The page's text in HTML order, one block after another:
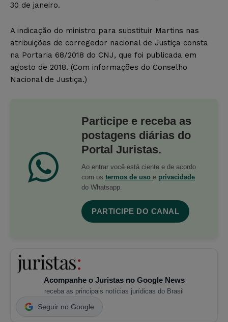
30 de janeiro.
A indicação do ministro para substituir Martins nas
atribuições de corregedor nacional de Justiça consta
na Portaria 68/2018 do CNJ, que foi publicada em
agosto de 2018. (Com informações do Conselho
Nacional de Justiça.)
Participe e receba as
postagens diárias do
Portal Juristas.
Ao entrar você está ciente e de acordo
com os termos de uso e privacidade
do Whatsapp.
PARTICIPE DO CANAL
Acompanhe o Juristas no Google News
receba as principais notícias jurídicas do Brasil
Seguir no Google